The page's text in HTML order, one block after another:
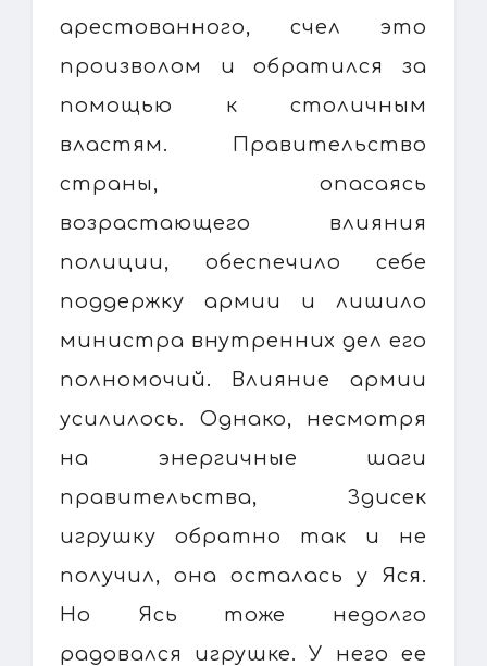
арестованного, счел это
произволом и обратился за
помощью к столичным
властям. Правительство
страны, опасаясь
возрастающего влияния
полиции, обеспечило себе
поддержку армии и лишило
министра внутренних дел его
полномочий. Влияние армии
усилилось. Однако, несмотря
на энергичные шаги
правительства, Здисек
игрушку обратно так и не
получил, она осталась у Яся.
Но Ясь тоже недолго
радовался игрушке. У него ее